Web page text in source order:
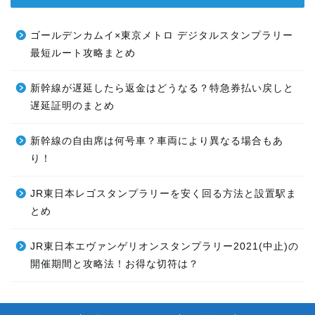
ゴールデンカムイ×東京メトロ デジタルスタンプラリー
最短ルート攻略まとめ
新幹線が遅延したら返金はどうなる？特急券払い戻しと
遅延証明のまとめ
新幹線の自由席は何号車？車両により異なる場合もあ
り！
JR東日本レゴスタンプラリーを安く回る方法と設置駅ま
とめ
JR東日本エヴァンゲリオンスタンプラリー2021(中止)の
開催期間と攻略法！お得な切符は？